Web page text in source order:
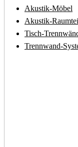
Akustik-Möbel
Akustik-
Tisch-
Trennwand-